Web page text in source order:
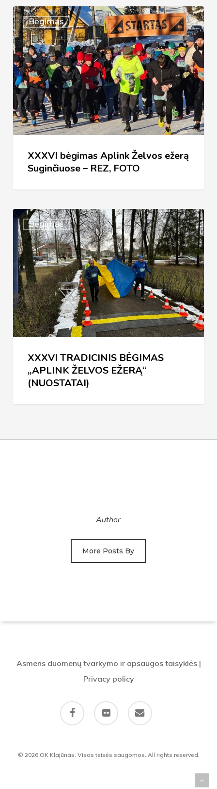
Bėgimas
XXXVI
bėgimas
Aplink
Želvos
ežerą
Suginčiuose
–
REZ,
FOTO
XXXVI bėgimas Aplink Želvos ežerą
Suginčiuose – REZ, FOTO
Bėgimas
XXXVI
TRADICINIS
BĖGIMAS
„APLINK
ŽELVOS
EŽERĄ“
(NUOSTATAI)
XXXVI TRADICINIS BĖGIMAS
„APLINK ŽELVOS EŽERĄ“
(NUOSTATAI)
Author
More Posts By
Asmens duomenų tvarkymo ir apsaugos taisyklės|
Privacy policy
facebook flickr email
© 2026 OK Klajūnas. Visos teisės saugomos. All rights reserved.